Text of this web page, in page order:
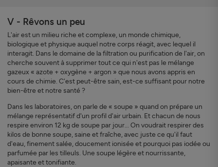
V - Rêvons un peu
L'air est un milieu riche et complexe, un monde chimique,
biologique et physique auquel notre corps réagit, avec lequel il
interagit. Dans le domaine de la filtration ou purification de l'air, on
cherche souvent à supprimer tout ce qui n'est pas le mélange
gazeux « azote + oxygène + argon » que nous avons appris en
cours de chimie. C'est peut-être sain, est-ce suffisant pour notre
bien-être et notre santé ?
Dans les laboratoires, on parle de « soupe » quand on prépare un
mélange représentatif d'un profil d'air urbain. Et chacun de nous
respire environ 12 kg de soupe par jour... On voudrait respirer des
kilos de bonne soupe, saine et fraîche, avec juste ce qu'il faut
d'eau, finement salée, doucement ionisée et pourquoi pas iodée ou
parfumée par les tilleuls. Une soupe légère et nourrissante,
apaisante et tonifiante.